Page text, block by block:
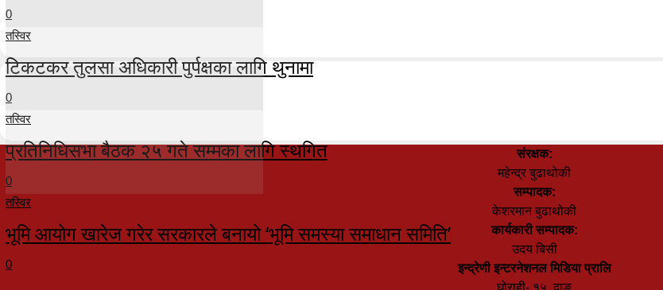
0
तस्विर
टिकटकर तुलसा अधिकारी पुर्पक्षका लागि थुनामा
0
तस्विर
प्रतिनिधिसभा बैठक २५ गते सम्मका लागि स्थगित
0
तस्विर
भूमि आयोग खारेज गरेर सरकारले बनायो ‘भूमि समस्या समाधान समिति’
0
संरक्षक:
महेन्द्र बुढाथोकी
सम्पादक:
केशरमान बुढाथोकी
कार्यकारी सम्पादक:
उदय बिसी
इन्द्रेणी इन्टरनेशनल मिडिया प्रालि